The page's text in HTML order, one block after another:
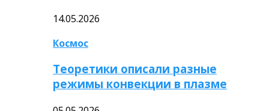
14.05.2026
Космос
Теоретики описали разные
режимы конвекции в плазме